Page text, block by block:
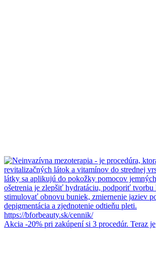
Akcia -20% pri zakúpení si 3 procedúr. Teraz je